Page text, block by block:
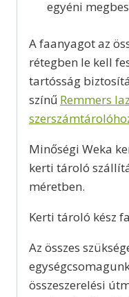
egyéni
A faanyagot az
rétegben le kell
tartósság
színű Remmers
Minőségi Weka
kerti tároló
méretben.
Kerti tároló kész
Az összes
összeszerelési